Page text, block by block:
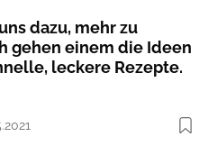
dazu, mehr zu
gehen einem die Ideen
leckere Rezepte.
Foto: hübsch anders